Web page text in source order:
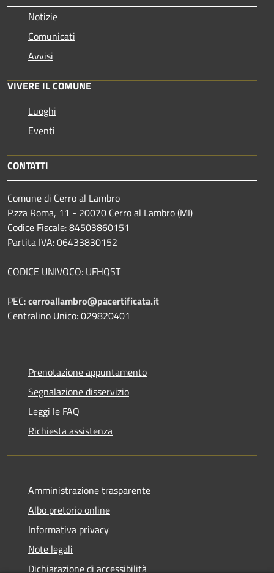
Notizie
Comunicati
Avvisi
VIVERE IL COMUNE
Luoghi
Eventi
CONTATTI
Comune di Cerro al Lambro
P.zza Roma, 11 - 20070 Cerro al Lambro (MI)
Codice Fiscale: 84503860151
Partita IVA: 06433830152
CODICE UNIVOCO: UFHQST
PEC:cerroallambro@pacertificata.it
Centralino Unico: 029820401
Prenotazione appuntamento
Segnalazione disservizio
Leggi le FAQ
Richiesta assistenza
Amministrazione trasparente
Albo pretorio online
Informativa privacy
Note legali
Dichiarazione di accessibilità